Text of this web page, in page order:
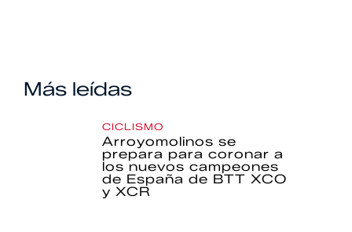
Más leídas
CICLISMO
Arroyomolinos se
prepara para coronar a
los nuevos campeones
de España de BTT XCO
y XCR